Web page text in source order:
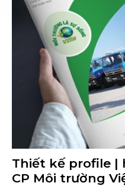
Thiết kế profile |
CP Môi trường